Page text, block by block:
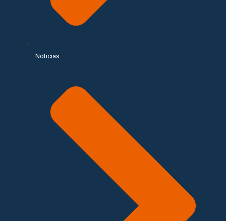
Noticias